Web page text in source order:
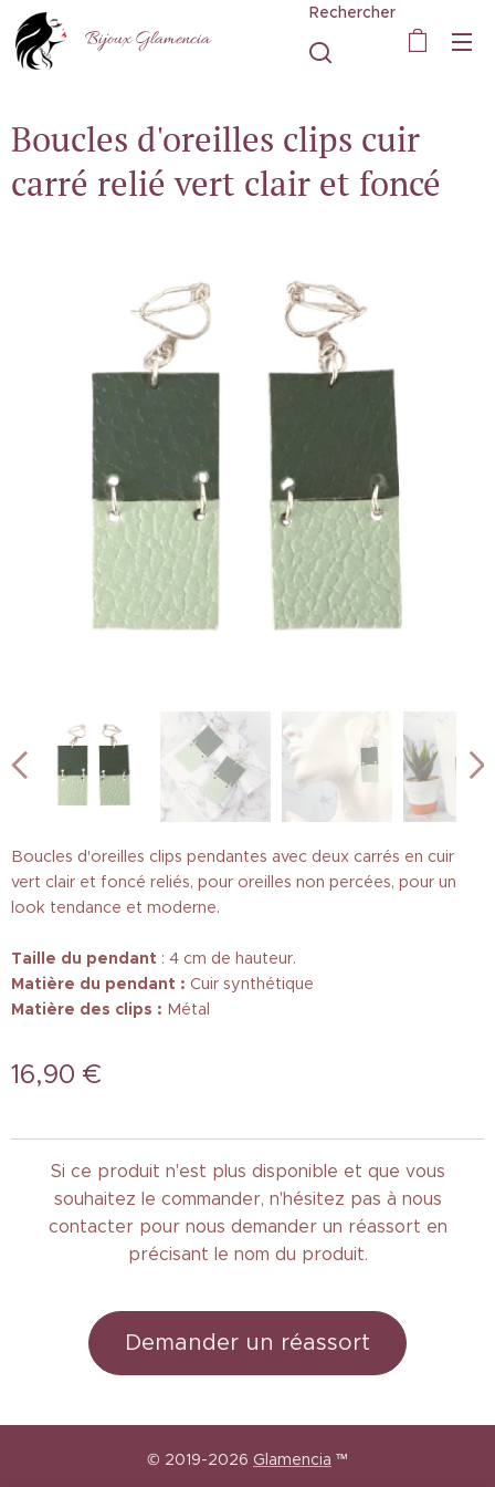
Bijoux Glamencia
Rechercher
Boucles d'oreilles clips cuir
carré relié vert clair et foncé
Boucles d'oreilles clips pendantes avec deux carrés en cuir
vert clair et foncé reliés, pour oreilles non percées, pour un
look tendance et moderne.
Taille du pendant : 4 cm de hauteur.
Matière du pendant : Cuir synthétique
Matière des clips : Métal
16,90 €
Si ce produit n'est plus disponible et que vous
souhaitez le commander, n'hésitez pas à nous
contacter pour nous demander un réassort en
précisant le nom du produit.
Demander un réassort
© 2019-2026 Glamencia ™